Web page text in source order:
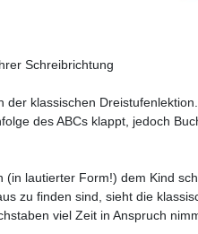
Schreibrichtung
klassischen
des ABCs klappt, jedoch
lautierter Form!) dem Kind
zu finden sind, sieht die
viel Zeit in Anspruch